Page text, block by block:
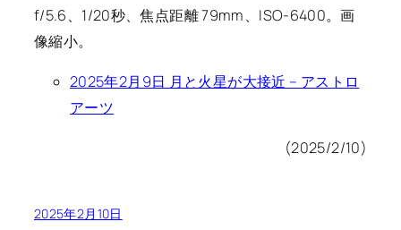
f/5.6、1/20秒、焦点距離 79mm、ISO-6400。画
像縮小。
2025年2月9日 月と火星が大接近 – アストロ
アーツ
(2025/2/10)
2025年2月10日